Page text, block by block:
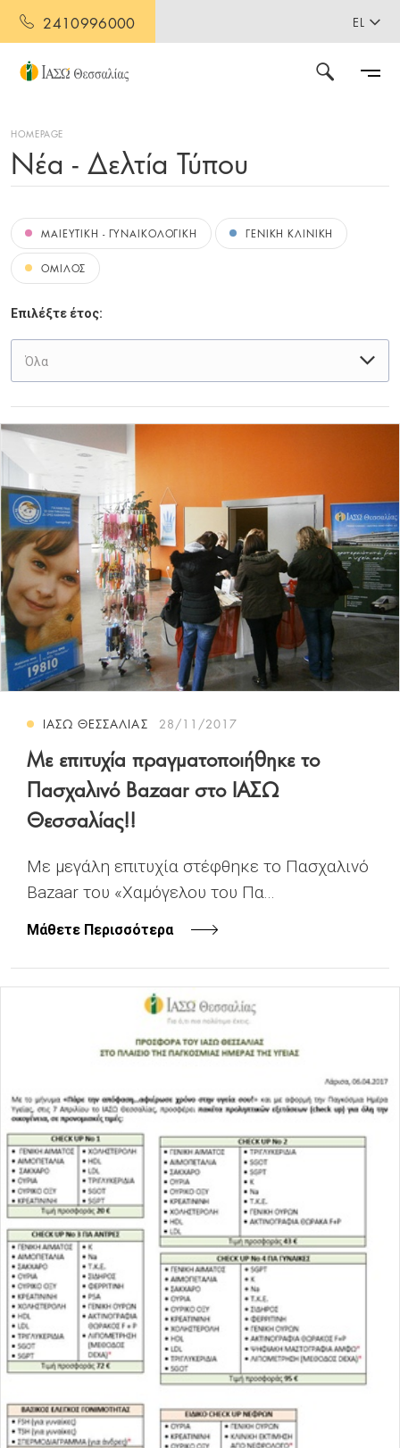
2410996000 EL
HOMEPAGE
Νέα - Δελτία Τύπου
ΜΑΙΕΥΤΙΚΗ - ΓΥΝΑΙΚΟΛΟΓΙΚΗ ΓΕΝΙΚΗ ΚΛΙΝΙΚΗ
ΟΜΙΛΟΣ
Επιλέξτε έτος:
Όλα
ΙΑΣΩ ΘΕΣΣΑΛΙΑΣ 28/11/2017
Με επιτυχία πραγματοποιήθηκε το
Πασχαλινό Bazaar στο ΙΑΣΩ
Θεσσαλίας!!
Με μεγάλη επιτυχία στέφθηκε το Πασχαλινό
Bazaar του «Χαμόγελου του Πα...
Μάθετε Περισσότερα